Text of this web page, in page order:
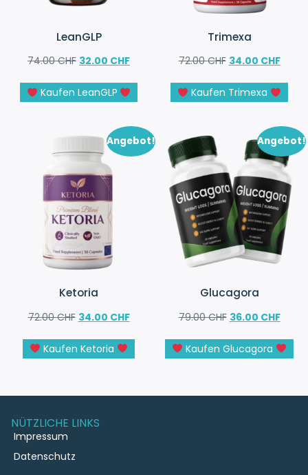
LeanGLP
74.00CHF 32.00 CHF
Kaufen LeanGLP
Trimexa
72.00CHF 34.00 CHF
Kaufen Trimexa
Angebot!
Ketoria
72.00CHF 34.00 CHF
Kaufen Ketoria
Angebot!
Glucagora
79.00CHF 36.00 CHF
Kaufen Glucagora
NÜTZLICHE LINKS
Impressum
Datenschutz